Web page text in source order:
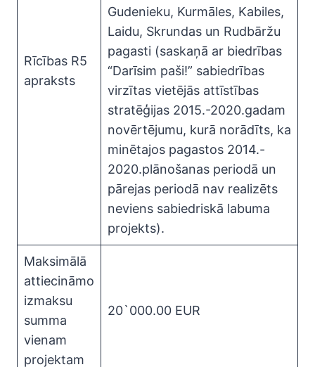
Rīcības R5
apraksts
Gudenieku, Kurmāles, Kabiles,
Laidu, Skrundas un Rudbāržu
pagasti (saskaņā ar biedrības
“Darīsim paši!” sabiedrības
virzītas vietējās attīstības
stratēģijas 2015.-2020.gadam
novērtējumu, kurā norādīts, ka
minētajos pagastos 2014.-
2020.plānošanas periodā un
pārejas periodā nav realizēts
neviens sabiedriskā labuma
projekts).
Maksimālā
attiecināmo
izmaksu
summa
vienam
projektam
20`000.00 EUR